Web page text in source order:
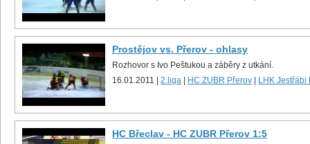
Prostějov vs. Přerov - ohlasy
Rozhovor s Ivo Peštukou a záběry z utkání.
16.01.2011 | 2.liga HC ZUBR Přerov LHK Jestřábi
HC Břeclav - HC ZUBR Přerov 1:5